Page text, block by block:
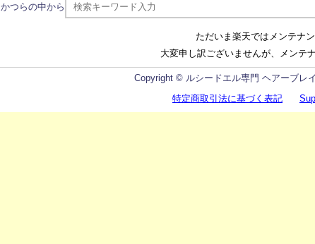
かつらの中から
ただいま楽天ではメンテナ
大変申し訳ございませんが、メンテ
Copyright © ルシードエル専門 ヘアーブレ
特定商取引法に基づく表記